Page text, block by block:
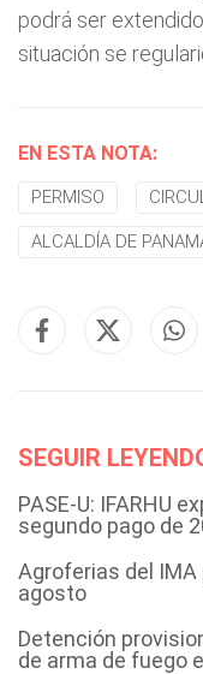
podrá ser
situación se
EN ESTA NOTA:
PERMISO
ALCALDÍA DE
SEGUIR
PASE-U: IFARHU
segundo pago de
Agroferias del IMA
agosto
Detención
de arma de fuego